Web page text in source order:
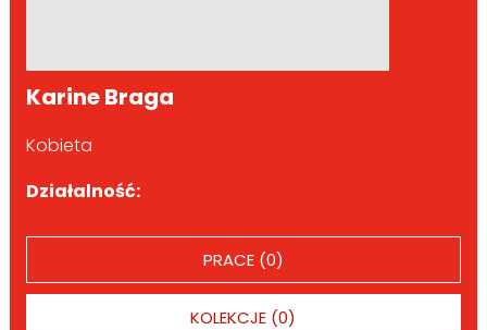
Karine Braga
Kobieta
Działalność:
PRACE (0)
KOLEKCJE (0)